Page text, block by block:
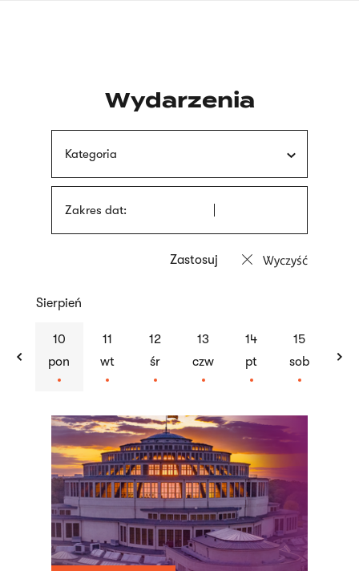
Wydarzenia
Kategoria
Zakres dat:
Wyczyść
previous
Sierpień
10
pon
11
wt
12
śr
13
czw
14
pt
15
sob
Lista
artykułów